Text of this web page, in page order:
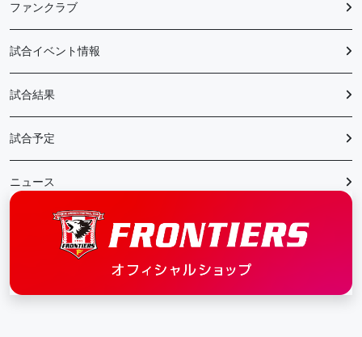
ファンクラブ
試合イベント情報
試合結果
試合予定
ニュース